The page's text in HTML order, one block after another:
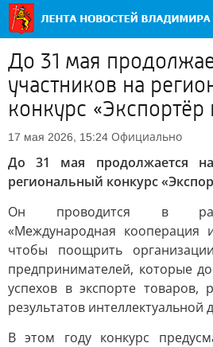
До 31 мая
участников на
конкурс «Экспортёр
17 мая 2026, 15:24 Официально
До 31 мая продолжается
региональный конкурс
Он проводится в
«Международная кооперация
чтобы поощрить
предпринимателей, которые
успехов в экспорте товаров,
результатов интеллектуальной
В этом году конкурс